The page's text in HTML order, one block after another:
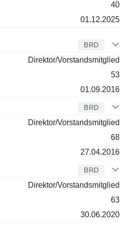
40
01.12.2025
BRD
Direktor/Vorstandsmitglied
53
01.09.2016
BRD
Direktor/Vorstandsmitglied
68
27.04.2016
BRD
Direktor/Vorstandsmitglied
63
30.06.2020